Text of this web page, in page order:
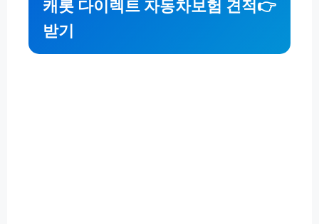
캐롯 다이렉트 자동차보험 견적
받기
👉